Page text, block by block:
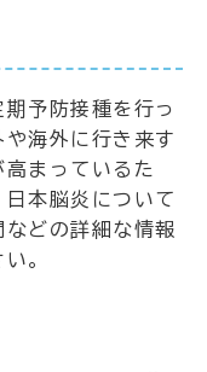
予防接種を行っ
海外に行き来す
まっているた
本脳炎について
どの詳細な情報
。